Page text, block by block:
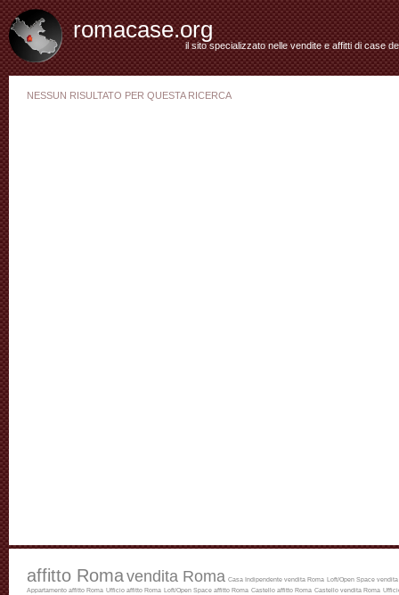
romacase.org
il sito specializzato nelle vendite e affitti di case
NESSUN RISULTATO PER QUESTA RICERCA
affitto Romavendita Roma Casa Indipendente vendita Roma
Loft/Open Space
Appartamento affitto Roma
Ufficio affitto Roma Loft/Open Space affitto Roma Castello affitto Roma Castello vendita Roma